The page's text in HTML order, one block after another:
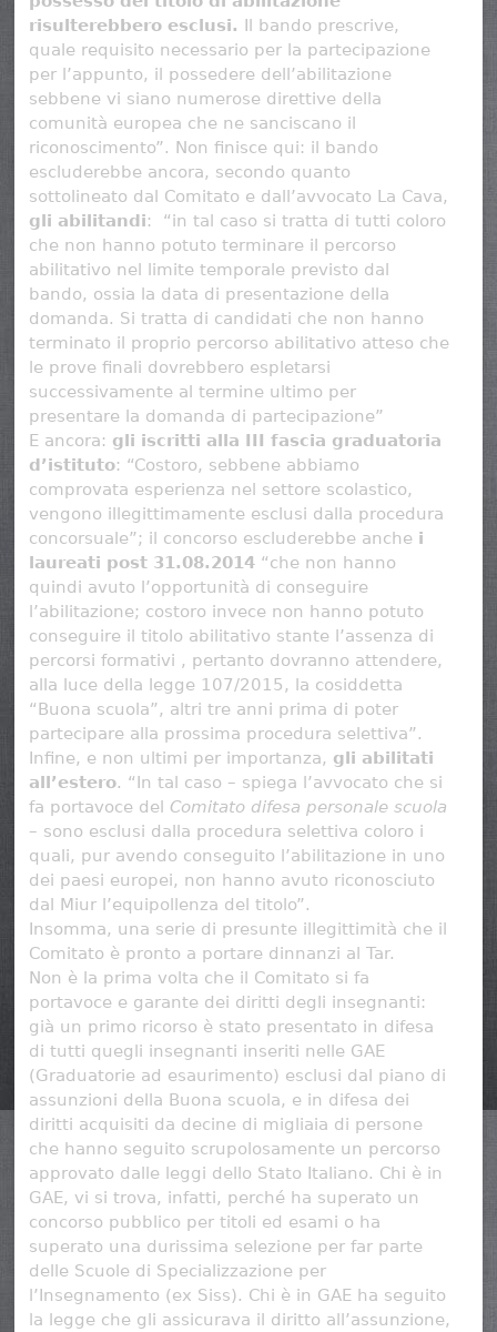
risulterebbero esclusi. Il bando prescrive,
quale requisito necessario per la partecipazione
per l’appunto, il possedere dell’abilitazione
sebbene vi siano numerose direttive della
comunità europea che ne sanciscano il
riconoscimento”. Non finisce qui: il bando
escluderebbe ancora, secondo quanto
sottolineato dal Comitato e dall’avvocato La Cava,
gli abilitandi: “in tal caso si tratta di tutti coloro
che non hanno potuto terminare il percorso
abilitativo nel limite temporale previsto dal
bando, ossia la data di presentazione della
domanda. Si tratta di candidati che non hanno
terminato il proprio percorso abilitativo atteso che
le prove finali dovrebbero espletarsi
successivamente al termine ultimo per
presentare la domanda di partecipazione”
E ancora: gli iscritti alla III fascia graduatoria
d’istituto: “Costoro, sebbene abbiamo
comprovata esperienza nel settore scolastico,
vengono illegittimamente esclusi dalla procedura
concorsuale”; il concorso escluderebbe anche i
laureati post 31.08.2014 “che non hanno
quindi avuto l’opportunità di conseguire
l’abilitazione; costoro invece non hanno potuto
conseguire il titolo abilitativo stante l’assenza di
percorsi formativi , pertanto dovranno attendere,
alla luce della legge 107/2015, la cosiddetta
“Buona scuola”, altri tre anni prima di poter
partecipare alla prossima procedura selettiva”.
Infine, e non ultimi per importanza, gli abilitati
all’estero. “In tal caso – spiega l’avvocato che si
fa portavoce del Comitato difesa personale scuola
– sono esclusi dalla procedura selettiva coloro i
quali, pur avendo conseguito l’abilitazione in uno
dei paesi europei, non hanno avuto riconosciuto
dal Miur l’equipollenza del titolo”.
Insomma, una serie di presunte illegittimità che il
Comitato è pronto a portare dinnanzi al Tar.
Non è la prima volta che il Comitato si fa
portavoce e garante dei diritti degli insegnanti:
già un primo ricorso è stato presentato in difesa
di tutti quegli insegnanti inseriti nelle GAE
(Graduatorie ad esaurimento) esclusi dal piano di
assunzioni della Buona scuola, e in difesa dei
diritti acquisiti da decine di migliaia di persone
che hanno seguito scrupolosamente un percorso
approvato dalle leggi dello Stato Italiano. Chi è in
GAE, vi si trova, infatti, perché ha superato un
concorso pubblico per titoli ed esami o ha
superato una durissima selezione per far parte
delle Scuole di Specializzazione per
l’Insegnamento (ex Siss). Chi è in GAE ha seguito
la legge che gli assicurava il diritto all’assunzione,